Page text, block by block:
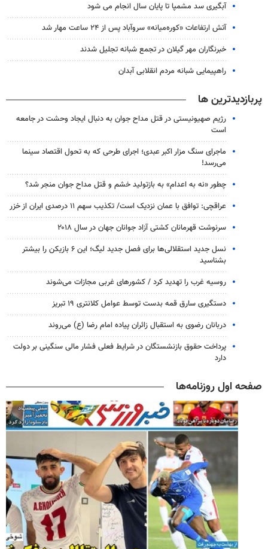
آبگیری سد مشمپا تا پایان سال انجام می شود
آتش ارتفاعات «کوره‌میانه» سروآباد پس از ۲۴ ساعت مهار شد
خبرنگاران مهر گیلان در تجمع شبانه تجلیل شدند
راهپیمایی شبانه مردم انقلابی آبدان
پربازدیدترین ها
رژیم صهیونیستی در قتل مداح جوان به دنبال ایجاد وحشت در جامعه
است
ماجرای سنگ مزار اکبر عبدی؛ اجرای طرحی که به تحول اقتصاد سینما
می‌رسد!
چطور «نه به اعدام» به بازتولید خشم و قتل مداح جوان منجر شد؟
عراقچی: توافق با عمان نزدیک است/ تکذیب سهم ۱۱ درصدی ایران از خزر
سرنوشت قهرمانان کشتی آزاد جوانان جهان در سال ۲۰۱۸
نسل جدید استقلالی‌ها برای فصل جدید لیگ؛ این ۶ بازیکن را بیشتر
بشناسید
روسیه غرب را تهدید کرد / کشورهای غربی مجازات می‌شوند
دستگیری سارق قمه بدست توسط عوامل کلانتری ۱۹ تبریز
دربانان رضوی به استقبال زائران پیاده امام رضا (ع) می‌روند
پرداخت حقوق بازنشستگان در شرایط فعلی فشار مالی سنگینی بر دولت
دارد
صفحه اول روزنامه‌ها